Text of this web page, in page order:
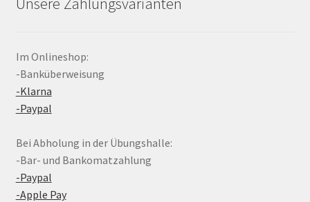
Im Onlineshop:
-Banküberweisung
-Klarna
-Paypal
Bei Abholung in der Übungshalle:
-Bar- und Bankomatzahlung
-Paypal
-Apple Pay